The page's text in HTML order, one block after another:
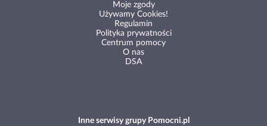
Moje zgody
Używamy Cookies!
Regulamin
Polityka prywatności
Centrum pomocy
O nas
DSA
Inne serwisy grupy Pomocni.pl